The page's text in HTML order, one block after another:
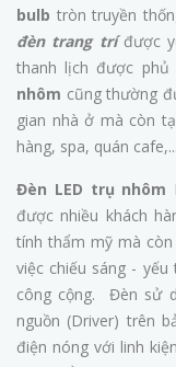
bulb tròn truyền
đèn trang trí được
thanh lịch được
nhôm cũng thường
gian nhà ở mà còn
hàng, spa, quán cafe,...
Đèn LED trụ nhôm
được nhiều khách
tính thẩm mỹ mà
việc chiếu sáng -
công cộng. Đèn sử
nguồn (Driver) trên
điện nóng với linh